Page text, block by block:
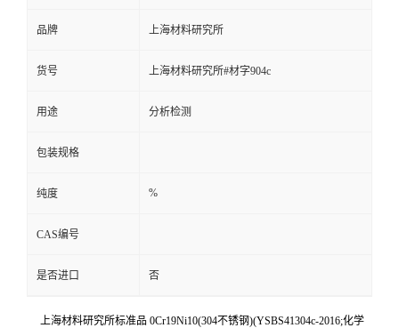
品牌 上海材料研究所
货号 上海材料研究所#材字904c
用途 分析检测
包装规格
纯度 %
CAS编号
是否进口 否
上海材料研究所标准品 0Cr19Ni10(304不锈钢)(YSBS41304c-2016;化学